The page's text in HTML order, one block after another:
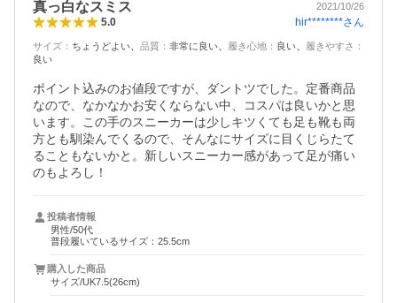
真っ白なスミス 2021/10/26
5.0 hir********さん
サイズ ： ちょうどよい 品質 ： 非常に良い 履き心地 ： 良い 履きやすさ ：
良い
ポイント込みのお値段ですが、ダントツでした。定番商品
なので、なかなかお安くならない中、コスパは良いかと思
います。この手のスニーカーは少しキツくても足も靴も両
方とも馴染んでくるので、そんなにサイズに目くじらたて
ることもないかと。新しいスニーカー感があって足が痛い
のもよろし！
投稿者情報
男性/50代
普段履いているサイズ：25.5cm
購入した商品
サイズ/UK7.5(26cm)